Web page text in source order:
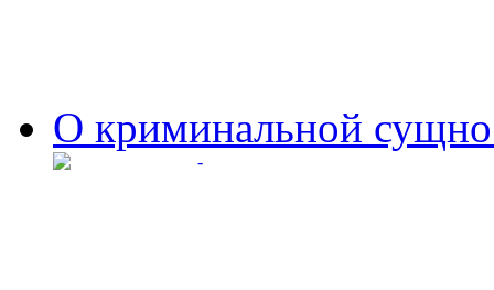
О криминальной